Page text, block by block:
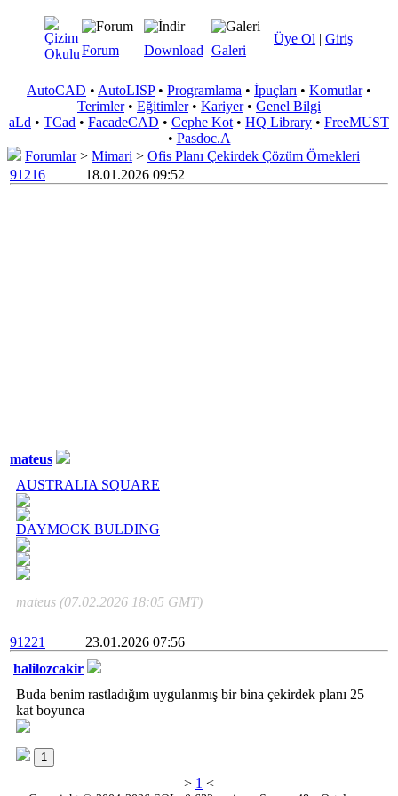
Üye Ol | Giriş
Forum Download Galeri
AutoCAD • AutoLISP• Programlama • İpuçları • Komutlar•
Terimler• Eğitimler• Kariyer• Genel Bilgi
aLd • TCad • FacadeCAD • Cephe Kot • HQ Library • FreeMUST
• Pasdoc.A
Forumlar> Mimari > Ofis Planı Çekirdek Çözüm Örnekleri
91216
18.01.2026 09:52
mateus
AUSTRALIA SQUARE
DAYMOCK BULDING
mateus (07.02.2026 18:05 GMT)
91221
23.01.2026 07:56
halilozcakir
Buda benim rastladığım uygulanmış bir bina çekirdek planı 25
kat boyunca
1
> 1 <